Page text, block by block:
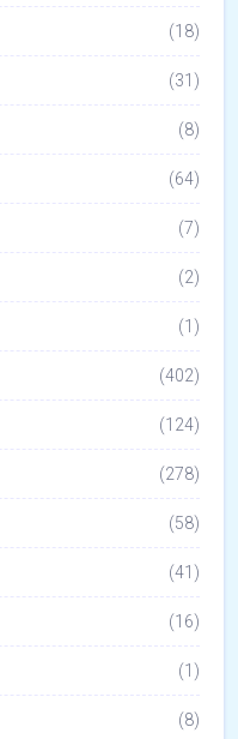
(18)
(31)
(8)
(64)
(7)
(2)
(1)
(402)
(124)
(278)
(58)
(41)
(16)
(1)
(8)